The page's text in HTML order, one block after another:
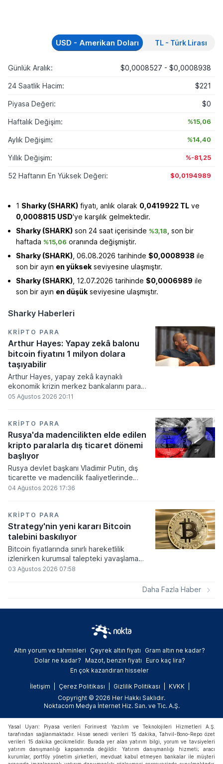
USD - Amerikan Doları TL - Türk Lirası
Günlük Aralık: $0,0008527 - $0,0008938
24 Saatlik Hacim: $221
Piyasa Değeri: $0
Haftalık Değişim: %15,06
Aylık Değişim: %14,40
Yıllık Değişim: %-81,25
52 Haftanın En Yüksek Değeri: $0,0194989
1 Sharky (SHARK) fiyatı, anlık olarak 0,0419922 TL ve
0,0008815 USD'ye karşılık gelmektedir.
Sharky (SHARK) son 24 saat içerisinde %3,18 , son bir
haftada %15,06 oranında değişmiştir.
Sharky (SHARK) , 06.08.2026 tarihinde $0,0008938 ile
son bir ayın en yüksek seviyesine ulaşmıştır.
Sharky (SHARK) , 12.07.2026 tarihinde $0,0006989 ile
son bir ayın en düşük seviyesine ulaşmıştır.
Sharky Haberleri
KRIPTO PARA
Arthur Hayes: Yapay zekâ balonu
bitcoin fiyatını 1 milyon dolara
taşıyabilir
Arthur Hayes, yapay zekâ kaynaklı
ekonomik krizin merkez bankalarını para
basmaya zorlayacağını ve bu durumun
kayıplarının tetikleyeceği kredi krizinin
küresel likidite artışına yol açacağını belirtti
ve bitcoinin bu süreçte en hızlı tepki veren
varlık olacağı vurguladı.
05 Ağustos 2026 20:11
KRIPTO PARA
Rusya'da madencilikten elde edilen
kripto paralarla dış ticaret dönemi
başlıyor
Rusya devlet başkanı Vladimir Putin, dış
ticarette ve madencilik faaliyetlerinde
kripto varlıkların kullanımına onay veren
elde edilen dijital paraların belirli şartlar
altında dolaşımına ve menkul kıymet
alımlarında kullanılmasına olanak sağlanıyor.
04 Ağustos 2026 17:36
KRIPTO PARA
Strategy'nin yeni kararı Bitcoin
talebini baskılıyor
Bitcoin fiyatlarında sınırlı hareketlilik
izlenirken kurumsal talepteki yavaşlama
piyasa dinamiklerini etkiliyor. ABD Merkez
03 Ağustos 2026 07:58
Daha Fazla Haber
Altın yorum ve tahminleri Çeyrek altın fiyatı
Gram altın ne kadar?
Dolar ne kadar?
Mazot, benzin fiyatı
Euro kaç lira?
En çok kazandıran hisseler
İletişim Çerez Politikası Gizlilik Politikası
KVKK
Copyright © 2026 Her Hakkı Saklıdır.
Noktacom Medya İnternet Hiz. San. ve Tic. A.Ş.
Yasal Uyarı: Piyasa verileri Forinvest Yazılım ve Teknolojileri Hizmetleri A.Ş.
tarafından sağlanmaktadır. Hisse senedi verileri 15 dakika, Tahvil-Bono-Repo özet
verileri 15 dakika gecikmelidir. Burada yer alan yatırım bilgi, yorum ve tavsiyeleri
yatırım danışmanlığı kapsamında değildir. Yatırım danışmanlığı hizmeti; aracı
kurumlar, portföy yönetim şirketleri, mevduat kabul etmeyen bankalar ile müşteri